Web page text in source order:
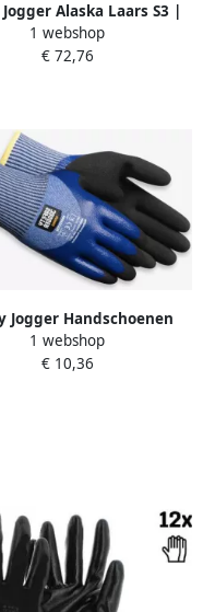
Alaska Laars S3 |
| 00.118.069.41
1 webshop
€ 72,76
Jogger Handschoenen
4X44C | Blauw |
00.118.110.10
1 webshop
€ 10,36